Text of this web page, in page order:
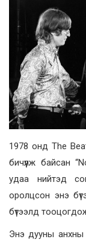
1978 онд The
бичүүлж байсан
удаа нийтэд
оролцсон энэ
бүтээлд
Энэ дууны